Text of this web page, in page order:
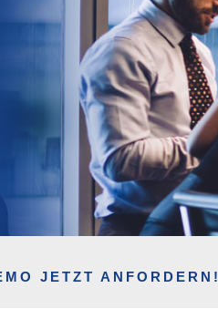
JETZT ANFORDERN!